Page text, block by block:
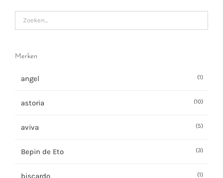
Merken
angel (1)
astoria (10)
aviva (5)
Bepin de Eto (3)
biscardo (1)